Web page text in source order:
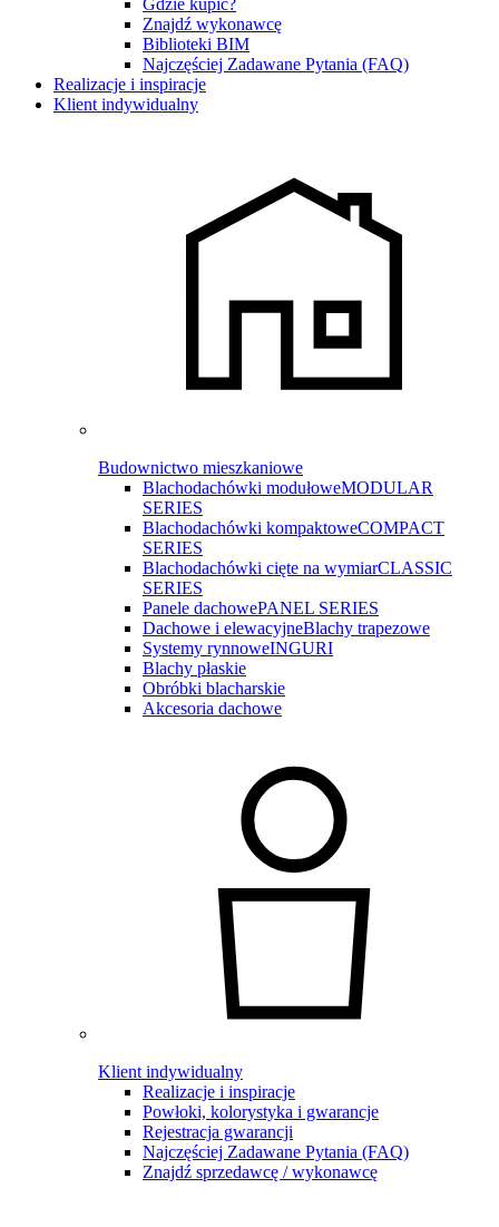
Gdzie kupić?
Znajdź wykonawcę
Biblioteki BIM
Najczęściej Zadawane Pytania (FAQ)
Realizacje i inspiracje
Klient indywidualny
Budownictwo mieszkaniowe
Blachodachówki modułoweMODULAR
SERIES
Blachodachówki kompaktoweCOMPACT
SERIES
Blachodachówki cięte na wymiarCLASSIC
SERIES
Panele dachowePANEL SERIES
Dachowe i elewacyjneBlachy trapezowe
Systemy rynnoweINGURI
Blachy płaskie
Obróbki blacharskie
Akcesoria dachowe
Klient indywidualny
Realizacje i inspiracje
Powłoki, kolorystyka i gwarancje
Rejestracja gwarancji
Najczęściej Zadawane Pytania (FAQ)
Znajdź sprzedawcę / wykonawcę